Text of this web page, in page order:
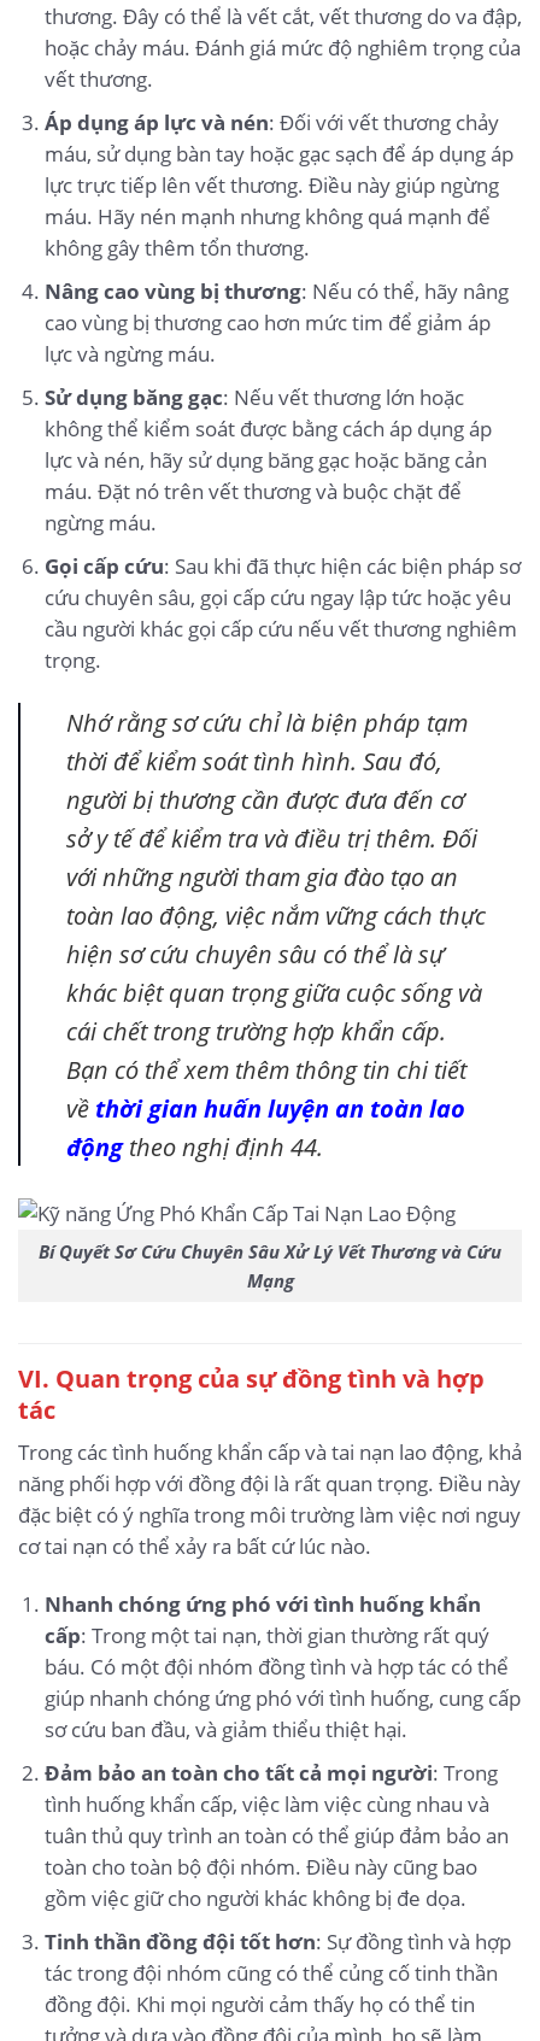
thương. Đây có thể là vết cắt, vết thương do va đập,
hoặc chảy máu. Đánh giá mức độ nghiêm trọng của
vết thương.
Áp dụng áp lực và nén: Đối với vết thương chảy
máu, sử dụng bàn tay hoặc gạc sạch để áp dụng áp
lực trực tiếp lên vết thương. Điều này giúp ngừng
máu. Hãy nén mạnh nhưng không quá mạnh để
không gây thêm tổn thương.
Nâng cao vùng bị thương: Nếu có thể, hãy nâng
cao vùng bị thương cao hơn mức tim để giảm áp
lực và ngừng máu.
Sử dụng băng gạc: Nếu vết thương lớn hoặc
không thể kiểm soát được bằng cách áp dụng áp
lực và nén, hãy sử dụng băng gạc hoặc băng cản
máu. Đặt nó trên vết thương và buộc chặt để
ngừng máu.
Gọi cấp cứu: Sau khi đã thực hiện các biện pháp sơ
cứu chuyên sâu, gọi cấp cứu ngay lập tức hoặc yêu
cầu người khác gọi cấp cứu nếu vết thương nghiêm
trọng.
Nhớ rằng sơ cứu chỉ là biện pháp tạm
thời để kiểm soát tình hình. Sau đó,
người bị thương cần được đưa đến cơ
sở y tế để kiểm tra và điều trị thêm. Đối
với những người tham gia đào tạo an
toàn lao động, việc nắm vững cách thực
hiện sơ cứu chuyên sâu có thể là sự
khác biệt quan trọng giữa cuộc sống và
cái chết trong trường hợp khẩn cấp.
Bạn có thể xem thêm thông tin chi tiết
về thời gian huấn luyện an toàn lao
độngtheo nghị định 44.
Bí Quyết Sơ Cứu Chuyên Sâu Xử Lý Vết Thương và Cứu
Mạng
VI. Quan trọng của sự đồng tình và hợp
tác
Trong các tình huống khẩn cấp và tai nạn lao động, khả
năng phối hợp với đồng đội là rất quan trọng. Điều này
đặc biệt có ý nghĩa trong môi trường làm việc nơi nguy
cơ tai nạn có thể xảy ra bất cứ lúc nào.
Nhanh chóng ứng phó với tình huống khẩn
cấp: Trong một tai nạn, thời gian thường rất quý
báu. Có một đội nhóm đồng tình và hợp tác có thể
giúp nhanh chóng ứng phó với tình huống, cung cấp
sơ cứu ban đầu, và giảm thiểu thiệt hại.
Đảm bảo an toàn cho tất cả mọi người: Trong
tình huống khẩn cấp, việc làm việc cùng nhau và
tuân thủ quy trình an toàn có thể giúp đảm bảo an
toàn cho toàn bộ đội nhóm. Điều này cũng bao
gồm việc giữ cho người khác không bị đe dọa.
Tinh thần đồng đội tốt hơn: Sự đồng tình và hợp
tác trong đội nhóm cũng có thể củng cố tinh thần
đồng đội. Khi mọi người cảm thấy họ có thể tin